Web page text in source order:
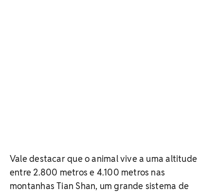
Vale destacar que o animal vive a uma altitude
entre 2.800 metros e 4.100 metros nas
montanhas Tian Shan, um grande sistema de